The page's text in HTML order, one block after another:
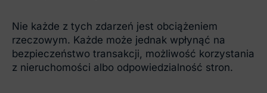
Nie każde z tych zdarzeń jest obciążeniem
rzeczowym. Każde może jednak wpłynąć na
bezpieczeństwo transakcji, możliwość korzystania
z nieruchomości albo odpowiedzialność stron.